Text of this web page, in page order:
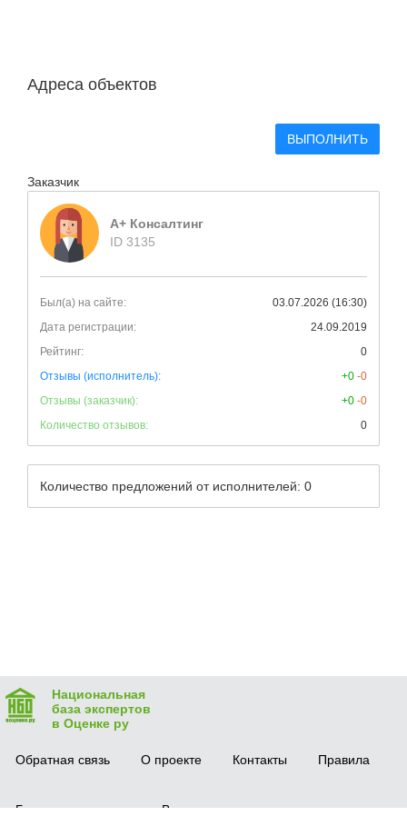
Адреса объектов
ВЫПОЛНИТЬ
Заказчик
A+ Консалтинг
ID 3135
Был(а) на сайте:
03.07.2026 (16:30)
Дата регистрации:
24.09.2019
Рейтинг:
0
Отзывы (исполнитель):
+0 -0
Отзывы (заказчик):
+0 -0
Количество отзывов:
0
Количество предложений от исполнителей: 0
Национальная
база экспертов
в Оценке ру
Обратная связь О проекте Контакты Правила
Безопасная сделка Вопрос-ответ